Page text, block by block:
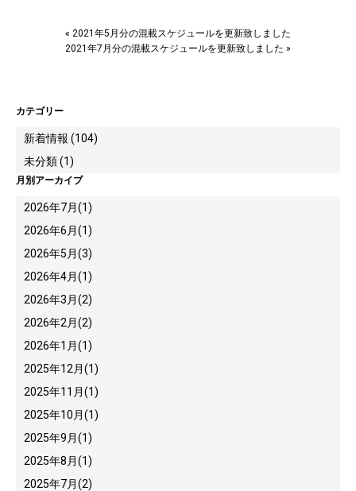
« 2021年5月分の混載スケジュールを更新致しました
2021年7月分の混載スケジュールを更新致しました »
カテゴリー
新着情報 (104)
未分類 (1)
月別アーカイブ
2026年7月(1)
2026年6月(1)
2026年5月(3)
2026年4月(1)
2026年3月(2)
2026年2月(2)
2026年1月(1)
2025年12月(1)
2025年11月(1)
2025年10月(1)
2025年9月(1)
2025年8月(1)
2025年7月(2)